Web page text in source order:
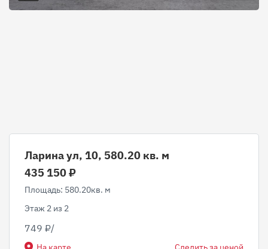
Ларина ул, 10, 580.20 кв. м
435 150 ₽
Площадь: 580.20кв. м
Этаж 2 из 2
749 ₽/